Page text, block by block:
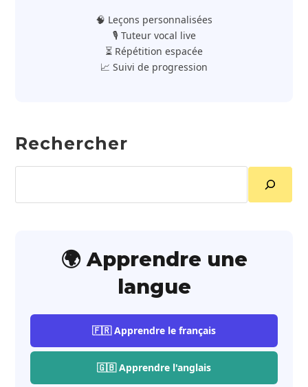
🧠 Leçons personnalisées
🎙️ Tuteur vocal live
⏳ Répétition espacée
📈 Suivi de progression
Rechercher
🌍 Apprendre une
langue
🇫🇷 Apprendre le français
🇬🇧 Apprendre l'anglais